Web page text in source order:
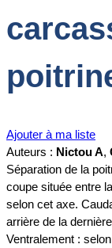
Ajouter à ma liste
Auteurs : Nictou A,
Séparation de la
coupe située entre
selon cet axe.
arrière de la
Ventralement :